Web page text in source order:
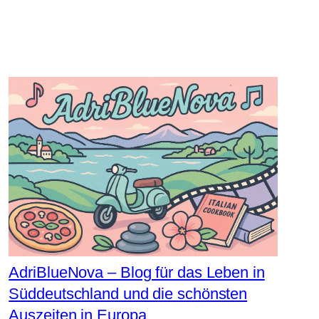
AdriBlueNova – Blog für das Leben in
Süddeutschland und die schönsten
Auszeiten in Europa